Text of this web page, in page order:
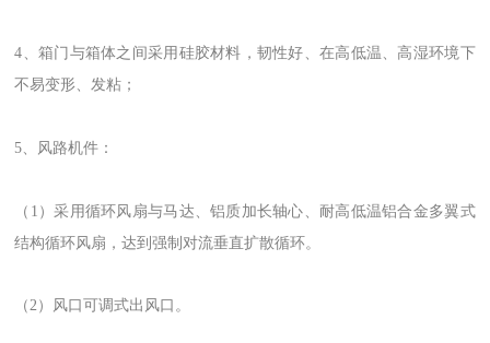
4、箱门与箱体之间采用硅胶材料，韧性好、在高低温、高湿环境下
不易变形、发粘；
5、风路机件：
（1）采用循环风扇与马达、铝质加长轴心、耐高低温铝合金多翼式
结构循环风扇，达到强制对流垂直扩散循环。
（2）风口可调式出风口。